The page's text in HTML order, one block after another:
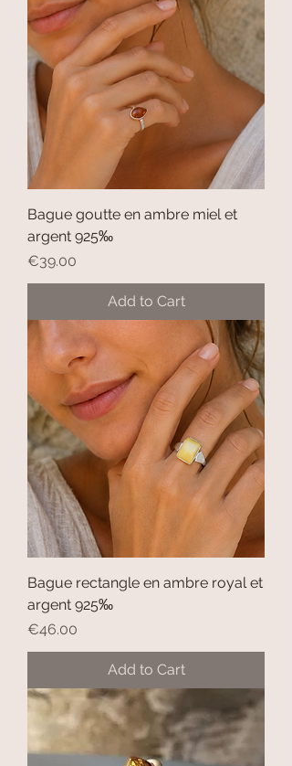
Bague goutte en ambre miel et
argent 925‰
Price
€39.00
Add to Cart
Bague rectangle en ambre royal et
argent 925‰
Price
€46.00
Add to Cart